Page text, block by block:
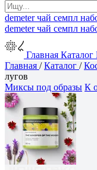
demeterчай семпл
demeterчай семпл
Главная Каталог
Главная /Каталог /
лугов
Миксы под образы К